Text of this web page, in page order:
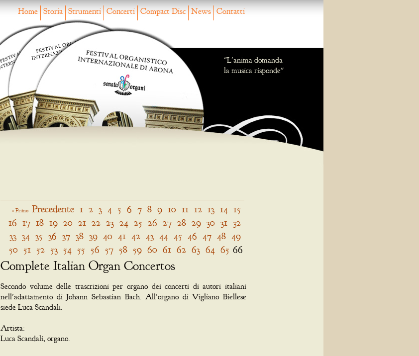
Home Storia Strumenti Concerti Compact Disc News Contatti
"L'anima domanda
la musica risponde"
« Primo Precedente 1 2 3 4 5 6 7 8 9 10 11 12 13 14 15
16 17 18 19 20 21 22 23 24 25 26 27 28 29 30 31 32
33 34 35 36 37 38 39 40 41 42 43 44 45 46 47 48 49
50 51 52 53 54 55 56 57 58 59 60 61 62 63 64 65 66
Complete Italian Organ Concertos
Secondo volume delle trascrizioni per organo dei concerti di autori italiani
nell'adattamento di Johann Sebastian Bach. All'organo di Vigliano Biellese
siede Luca Scandali.
Artista:
Luca Scandali, organo.